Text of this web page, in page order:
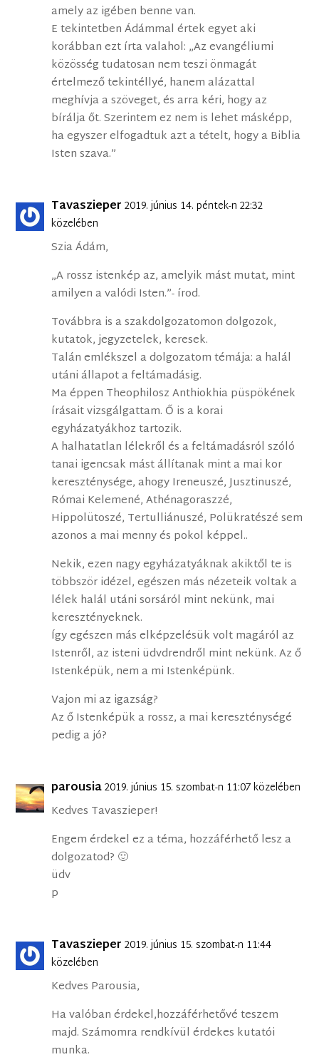
amely az igében benne van.
E tekintetben Ádámmal értek egyet aki
korábban ezt írta valahol: „Az evangéliumi
közösség tudatosan nem teszi önmagát
értelmező tekintéllyé, hanem alázattal
meghívja a szöveget, és arra kéri, hogy az
bírálja őt. Szerintem ez nem is lehet másképp,
ha egyszer elfogadtuk azt a tételt, hogy a Biblia
Isten szava.”
Tavaszieper 2019. június 14. péntek-n 22:32
közelében
Szia Ádám,
„A rossz istenkép az, amelyik mást mutat, mint
amilyen a valódi Isten.”- írod.
Továbbra is a szakdolgozatomon dolgozok,
kutatok, jegyzetelek, keresek.
Talán emlékszel a dolgozatom témája: a halál
utáni állapot a feltámadásig.
Ma éppen Theophilosz Anthiokhia püspökének
írásait vizsgálgattam. Ő is a korai
egyházatyákhoz tartozik.
A halhatatlan lélekről és a feltámadásról szóló
tanai igencsak mást állítanak mint a mai kor
kereszténysége, ahogy Ireneuszé, Jusztinuszé,
Római Kelemené, Athénagoraszzé,
Hippolütoszé, Tertulliánuszé, Polükratészé sem
azonos a mai menny és pokol képpel..
Nekik, ezen nagy egyházatyáknak akiktől te is
többször idézel, egészen más nézeteik voltak a
lélek halál utáni sorsáról mint nekünk, mai
keresztényeknek.
Így egészen más elképzelésük volt magáról az
Istenről, az isteni üdvdrendről mint nekünk. Az ő
Istenképük, nem a mi Istenképünk.
Vajon mi az igazság?
Az ő Istenképük a rossz, a mai kereszténységé
pedig a jó?
parousia2019. június 15. szombat-n 11:07 közelében
Kedves Tavaszieper!
Engem érdekel ez a téma, hozzáférhető lesz a
dolgozatod? 🙂
üdv
p
Tavaszieper 2019. június 15. szombat-n 11:44
közelében
Kedves Parousia,
Ha valóban érdekel,hozzáférhetővé teszem
majd. Számomra rendkívül érdekes kutatói
munka.